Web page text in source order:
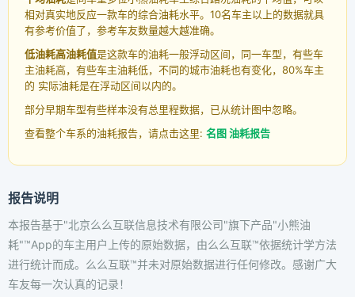
相对真实地反应一款车的综合油耗水平。10名车主以上的数据就具
有参考价值了，参考车友数量越大越准确。
低油耗高油耗值是这款车的油耗一般浮动区间，同一车型，有些车
主油耗高，有些车主油耗低，不同的城市油耗也有变化，80%车主
的 实际油耗是在浮动区间以内的。
部分早期车型有些样本没有总里程数据，已从统计图中忽略。
查看整个车系的油耗报告，请点击这里: 名图 油耗报告
报告说明
本报告基于"北京么么互联信息技术有限公司"旗下产品"小熊油
耗"™App的车主用户上传的原始数据，由么么互联™依据统计学方法
进行统计而成。么么互联™并未对原始数据进行任何修改。感谢广大
车友每一次认真的记录！